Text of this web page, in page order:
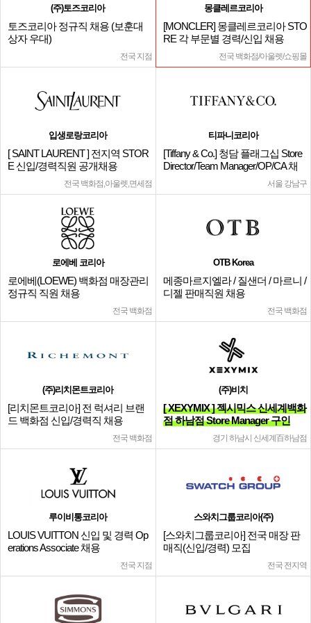
(주)토즈코리아
토즈코리아 정규직 채용 (보훈대
상자 우대)
전국 지점
몽클레르코리아
[MONCLER] 몽클레르코리아 STO
RE 각 부문별 경력/신입 채용
전국 백화점/아울렛/쇼핑몰
입생로랑코리아
[ SAINT LAURENT ] 전지역 STOR
E 신입/경력직원 공개채용
전국 백화점,아울렛,면세점
티파니코리아
[Tiffany & Co.] 청담 플래그십 Store
Director/Team Manager/OP/CA 채
서울 강남구
로에베 코리아
로에베(LOEWE) 백화점 매장관리
정규직 직원 채용
전국 백화점
OTB Korea
메종마르지엘라 / 질샌더 / 마르니 /
디젤 판매직원 채용
전국 백화점
(주)리치몬트코리아
[리치몬트코리아] 전 럭셔리 브랜
드 백화점 신입/경력직 채용
전국 백화점
(주)비치
[ XEXYMIX ] 젝시믹스 신세계백화
점 하남점 Store Manager 구인
경기 하남시 신세계百하남점
루이비통코리아
LOUIS VUITTON 신입 및 경력 Op
erations Associate 채용
전국 지점
스와치그룹코리아(주)
[스와치그룹코리아] 전국 매장 판
매직(신입/경력) 모집
전국 전지역